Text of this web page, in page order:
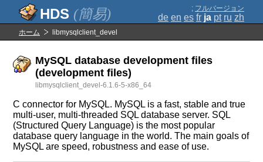
(簡易) ; フルバージョン
de en es fr ja pt ru zh
ホーム libmysqlclient_devel
MySQL database development files
(development files)
libmysqlclient_devel-6.1.6-5-x86_64
C connector for MySQL. MySQL is a fast, stable and true
multi-user, multi-threaded SQL database server. SQL
(Structured Query Language) is the most popular
database query language in the world. The main goals of
MySQL are speed, robustness and ease of use.